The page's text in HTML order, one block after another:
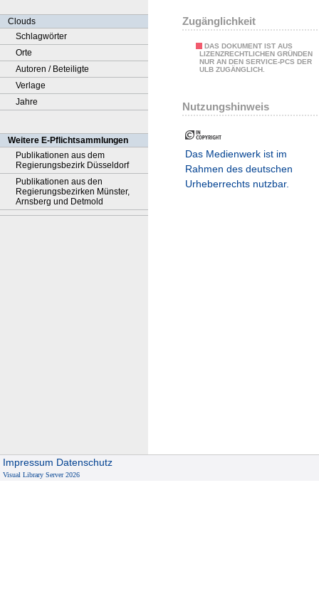
Clouds
Schlagwörter
Orte
Autoren / Beteiligte
Verlage
Jahre
Weitere E-Pflichtsammlungen
Publikationen aus dem
Regierungsbezirk Düsseldorf
Publikationen aus den
Regierungsbezirken Münster,
Arnsberg und Detmold
Zugänglichkeit
DAS DOKUMENT IST AUS
LIZENZRECHTLICHEN GRÜNDEN
NUR AN DEN SERVICE-PCS DER
ULB ZUGÄNGLICH.
Nutzungshinweis
Das Medienwerk ist im
Rahmen des deutschen
Urheberrechts nutzbar.
Impressum Datenschutz
Visual Library Server 2026